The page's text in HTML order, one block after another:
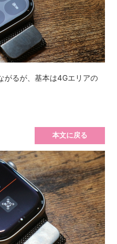
がるが、基本は4Gエリアの
本文に戻る